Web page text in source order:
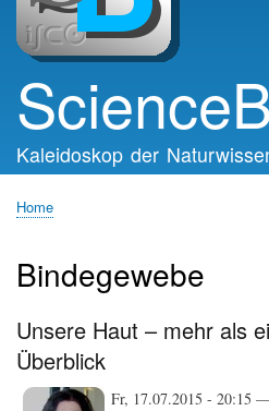
Kaleidoskop der
Home
Bindegewebe
Unsere Haut – mehr als
Überblick
Fr, 17.07.2015 - 20:15